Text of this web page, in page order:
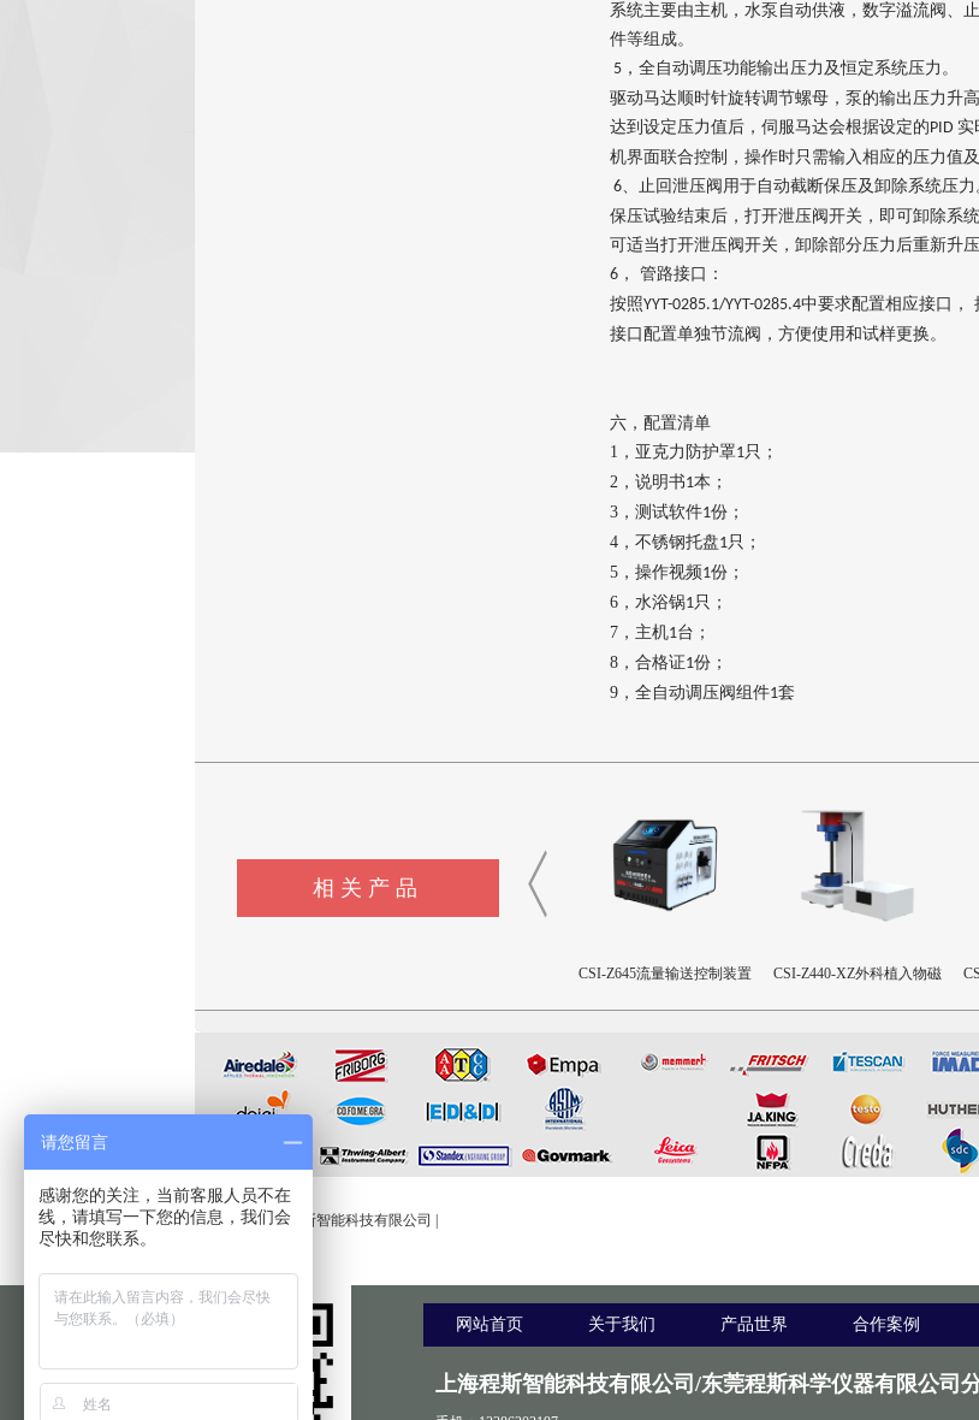
系统主要由主机，水泵自动供液， 数字溢流阀、
件等组成。
5 ，全自动调压功能输出压力及恒定系统压力。
驱动马达顺时针旋转调节螺母，泵的输出压力升
达到设定压力值后，伺服马达会根据设定的PID 实
机界面联合控制，操作时只需输入相应的压力值及
6、止回泄压阀用于自动截断保压及卸除系统压力
保压试验结束后，打开泄压阀开关，即可卸除系
可适当打开泄压阀开关，卸除部分压力后重新升压
6 ，
管路接口：
按照YYT-0285.1/YYT-0285.4中要求配置相应接口，
接口配置单独节流阀，方便使用和试样更换。
六， 配置清单
1， 亚克力防护罩1只；
2， 说明书1本；
3， 测试软件1份；
4， 不锈钢托盘1只；
5， 操作视频1份；
6， 水浴锅1只；
7， 主机1台；
8， 合格证1份；
9， 全自动调压阀组件1套
相关产品
CSI-Z645流量输送控制装置
CSI-Z440-XZ外科植入物磁
友情链接:
程斯智能|上海程斯智能科技有限公司
网站首页 关于我们 产品世界 合作案例
上海程斯智能科技有限公司/东莞程斯科学仪器有限公司
请您留言
感谢您的关注，当前客服人员不在
线，请填写一下您的信息，我们会
尽快和您联系。